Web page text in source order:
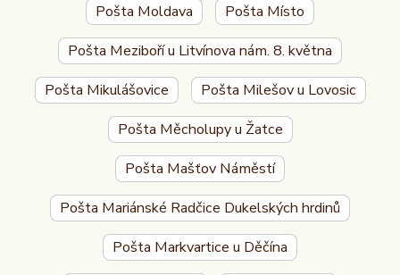
Pošta Moldava
Pošta Místo
Pošta Meziboří u Litvínova nám. 8. května
Pošta Mikulášovice
Pošta Milešov u Lovosic
Pošta Měcholupy u Žatce
Pošta Mašťov Náměstí
Pošta Mariánské Radčice Dukelských hrdinů
Pošta Markvartice u Děčína